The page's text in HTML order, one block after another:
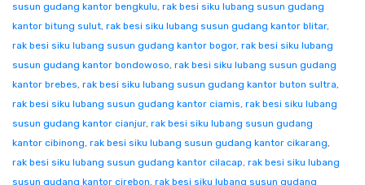
susun gudang kantor bengkulu, rak besi siku lubang susun gudang
kantor bitung sulut, rak besi siku lubang susun gudang kantor blitar,
rak besi siku lubang susun gudang kantor bogor, rak besi siku lubang
susun gudang kantor bondowoso, rak besi siku lubang susun gudang
kantor brebes, rak besi siku lubang susun gudang kantor buton sultra,
rak besi siku lubang susun gudang kantor ciamis, rak besi siku lubang
susun gudang kantor cianjur, rak besi siku lubang susun gudang
kantor cibinong, rak besi siku lubang susun gudang kantor cikarang,
rak besi siku lubang susun gudang kantor cilacap, rak besi siku lubang
susun gudang kantor cirebon, rak besi siku lubang susun gudang